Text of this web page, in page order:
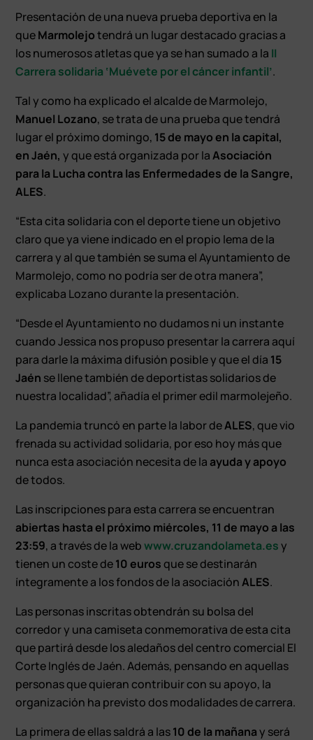
Presentación de una nueva prueba deportiva en la
queMarmolejotendrá un lugar destacado gracias a
los numerosos atletas que ya se han sumado a la II
Carrera solidaria ‘Muévete por el cáncer infantil’.
Tal y como ha explicado el alcalde de Marmolejo,
Manuel Lozano, se trata de una prueba que tendrá
lugar el próximo domingo, 15 de mayo en la capital,
en Jaén, y que está organizada por laAsociación
para la Lucha contra las Enfermedades de la Sangre,
ALES.
“Esta cita solidaria con el deporte tiene un objetivo
claro que ya viene indicado en el propio lema de la
carrera y al que también se suma el Ayuntamiento de
Marmolejo, como no podría ser de otra manera”,
explicaba Lozano durante la presentación.
“Desde el Ayuntamiento no dudamos ni un instante
cuando Jessica nos propuso presentar la carrera aquí
para darle la máxima difusión posible y que el día 15
Jaén se llene también de deportistas solidarios de
nuestra localidad”, añadía el primer edil marmolejeño.
La pandemia truncó en parte la labor deALES, que vio
frenada su actividad solidaria, por eso hoy más que
nunca esta asociación necesita de laayuda y apoyo
de todos.
Las inscripciones para esta carrera se encuentran
abiertas hasta el próximo miércoles, 11 de mayo a las
23:59, a través de la webwww.cruzandolameta.esy
tienen un coste de10 eurosque se destinarán
íntegramente a los fondos de la asociaciónALES.
Las personas inscritas obtendrán su bolsa del
corredor y una camiseta conmemorativa de esta cita
que partirá desde los aledaños del centro comercial El
Corte Inglés de Jaén. Además, pensando en aquellas
personas que quieran contribuir con su apoyo, la
organización ha previsto dos modalidades de carrera.
La primera de ellas saldrá a las10 de la mañanay será